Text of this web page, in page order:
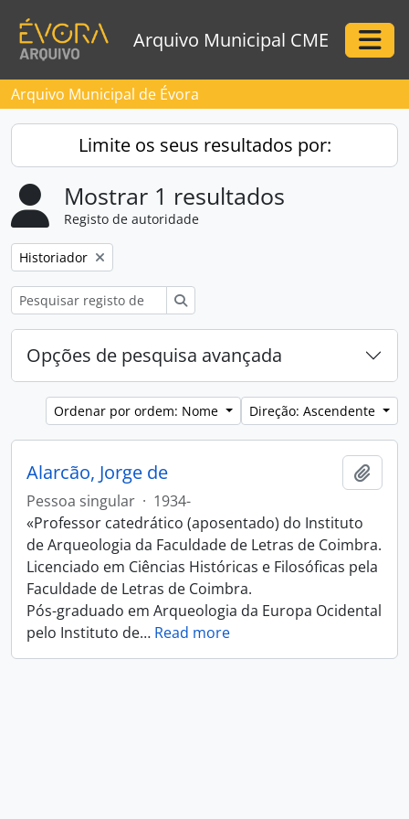
Arquivo Municipal CME
Arquivo Municipal de Évora
Limite os seus resultados por:
Mostrar 1 resultados
Registo de autoridade
Remove filter:
Historiador
Opções de pesquisa avançada
Ordenar por ordem: Nome Direção: Ascendente
Alarcão, Jorge de
Pessoa singular · 1934-
«Professor catedrático (aposentado) do Instituto
de Arqueologia da Faculdade de Letras de Coimbra.
Licenciado em Ciências Históricas e Filosóficas pela
Faculdade de Letras de Coimbra.
Pós-graduado em Arqueologia da Europa Ocidental
pelo Instituto de… Read more